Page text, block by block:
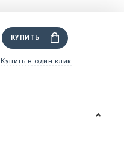
КУПИТЬ
Купить в один клик